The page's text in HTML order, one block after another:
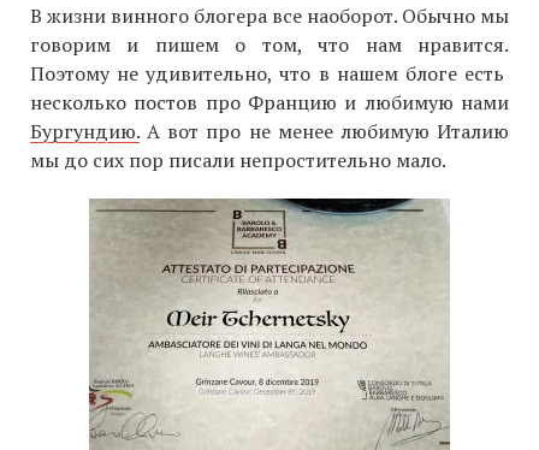
В жизни винного блогера все наоборот. Обычно мы
говорим и пишем о том, что нам нравится.
Поэтому не удивительно, что в нашем блоге есть
несколько постов про Францию и любимую нами
Бургундию. А вот про не менее любимую Италию
мы до сих пор писали непростительно мало.